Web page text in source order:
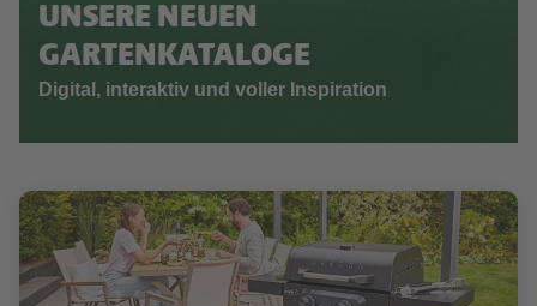
UNSERE NEUEN
GARTENKATALOGE
Digital, interaktiv und voller Inspiration